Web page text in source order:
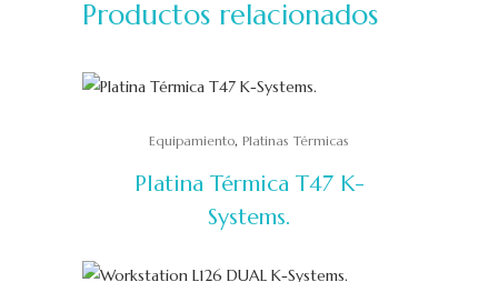
Productos relacionados
Equipamiento, Platinas Térmicas
Platina Térmica T47 K-
Systems.